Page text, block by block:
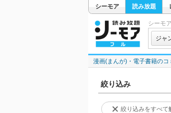
シーモア 読み放題
シーモ
ジャ
漫画(まんが)・電子書籍の
絞り込み
絞り込みをすべて